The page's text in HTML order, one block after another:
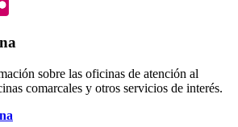
sobre las oficinas de atención al
comarcales y otros servicios de interés.